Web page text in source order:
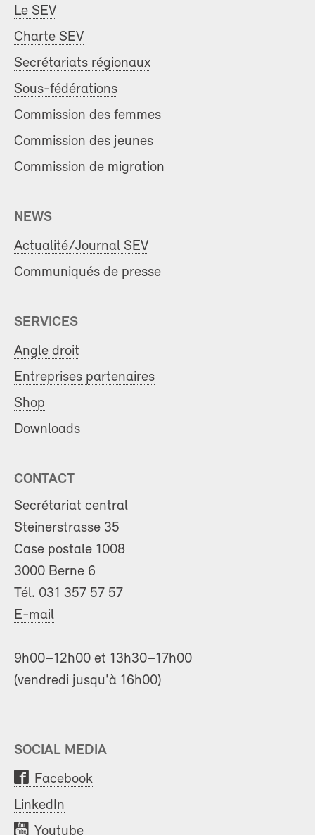
Le SEV
Charte SEV
Secrétariats régionaux
Sous-fédérations
Commission des femmes
Commission des jeunes
Commission de migration
NEWS
Actualité/Journal SEV
Communiqués de presse
SERVICES
Angle droit
Entreprises partenaires
Shop
Downloads
CONTACT
Secrétariat central
Steinerstrasse 35
Case postale 1008
3000 Berne 6
Tél. 031 357 57 57
E-mail
9h00–12h00 et 13h30–17h00
(vendredi jusqu'à 16h00)
SOCIAL MEDIA
Facebook
LinkedIn
Youtube